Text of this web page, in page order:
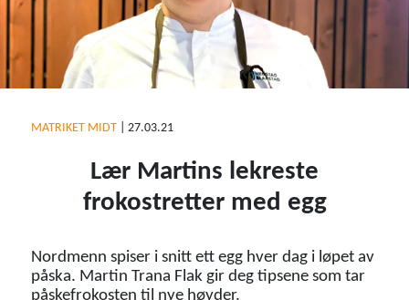
MATRIKET MIDT |27.03.21
Lær Martins lekreste
frokostretter med egg
Nordmenn spiser i snitt ett egg hver dag i løpet av
påska. Martin Trana Flak gir deg tipsene som tar
påskefrokosten til nye høyder.